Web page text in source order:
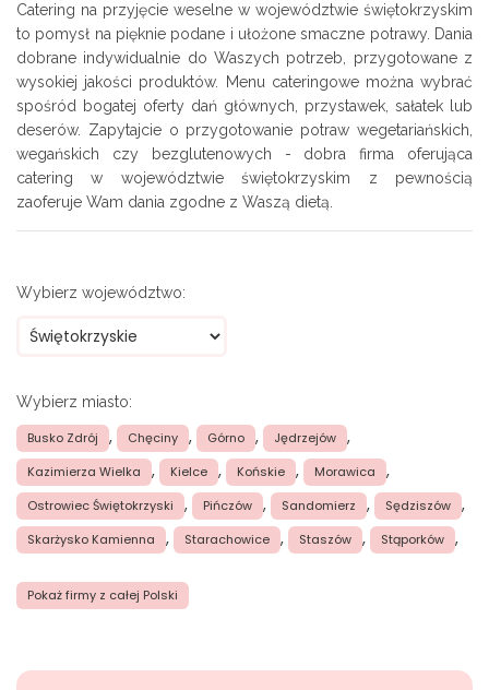
Catering na przyjęcie weselne w województwie świętokrzyskim
to pomysł na pięknie podane i ułożone smaczne potrawy. Dania
dobrane indywidualnie do Waszych potrzeb, przygotowane z
wysokiej jakości produktów. Menu cateringowe można wybrać
spośród bogatej oferty dań głównych, przystawek, sałatek lub
deserów. Zapytajcie o przygotowanie potraw wegetariańskich,
wegańskich czy bezglutenowych - dobra firma oferująca
catering w województwie świętokrzyskim z pewnością
zaoferuje Wam dania zgodne z Waszą dietą.
Wybierz województwo:
Wybierz miasto:
Busko Zdrój , Chęciny , Górno , Jędrzejów ,
Kazimierza Wielka , Kielce , Końskie , Morawica ,
Ostrowiec Świętokrzyski , Pińczów , Sandomierz , Sędziszów ,
Skarżysko Kamienna , Starachowice , Staszów , Stąporków ,
Pokaż firmy z całej Polski